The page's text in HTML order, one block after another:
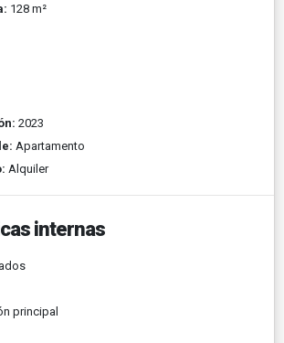
128 m²
2023
Apartamento
Alquiler
internas
principal